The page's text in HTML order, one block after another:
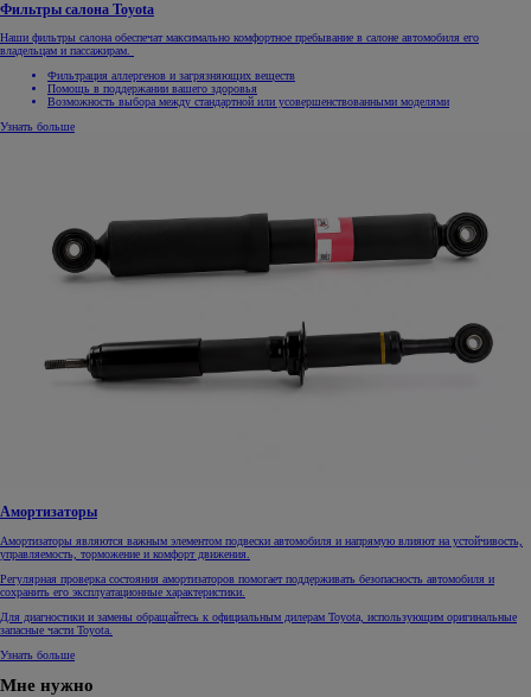
Фильтры салона Toyota
Наши фильтры салона обеспечат максимально комфортное пребывание в салоне автомобиля его
владельцам и пассажирам.
Фильтрация аллергенов и загрязняющих веществ
Помощь в поддержании вашего здоровья
Возможность выбора между стандартной или усовершенствованными моделями
Узнать больше
Амортизаторы
Амортизаторы являются важным элементом подвески автомобиля и напрямую влияют на устойчивость,
управляемость, торможение и комфорт движения.
Регулярная проверка состояния амортизаторов помогает поддерживать безопасность автомобиля и
сохранить его эксплуатационные характеристики.
Для диагностики и замены обращайтесь к официальным дилерам Toyota, использующим оригинальные
запасные части Toyota.
Узнать больше
Мне нужно